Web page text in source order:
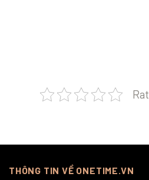
THÔNG TIN VỀ ONETIME.VN